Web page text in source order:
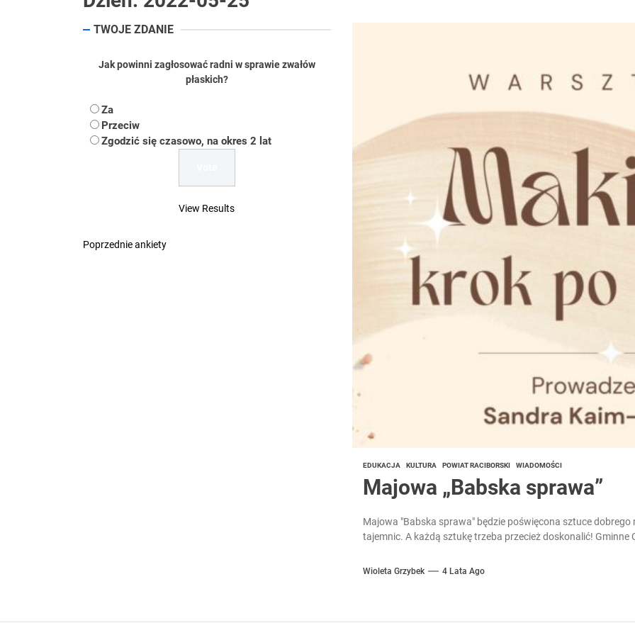
Uwaga Dębieńsko – woda nieprzydatna do spożycia!!!
Dość komentowania kolejnych afer w ochronie zdrowia — czas zacząć mówić o
EDUKACJA KULTURA POWIAT RACIBORSKI WIADOMOŚCI
Majowa „Babska sprawa”
Majowa "Babska sprawa" będzie poświęcona sztuce
tajemnic. A każdą sztukę trzeba przecież doskonalić! Gminne
Wioleta Grzybek 4 Lata Ago
TWOJE ZDANIE
Jak powinni zagłosować radni w sprawie zwałów
płaskich?
Za
Przeciw
Zgodzić się czasowo, na okres 2 lat
View Results
Poprzednie ankiety